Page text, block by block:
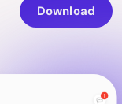
Download